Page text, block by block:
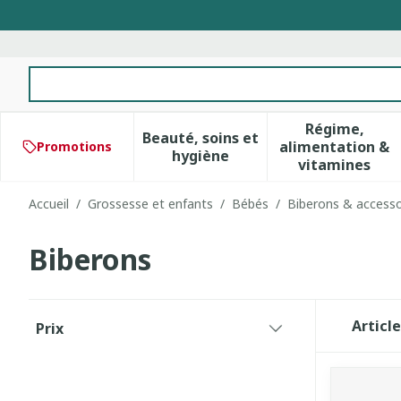
Promotions
Beauté, soins et
hygièneAfficher le sous-menu pour
Régime,
alimentation &
vitamines
Afficher
Accueil / Grossesse et enfants / Bébés / Biberons &
Biberons
Prix